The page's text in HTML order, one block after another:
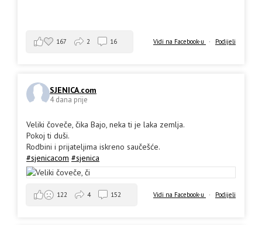
Vidi na Facebook-u · Podijeli
167 2 16
SJENICA.com
4 dana prije
Veliki čoveče, čika Bajo, neka ti je laka zemlja.
Pokoj ti duši.
Rodbini i prijateljima iskreno saučešće.
#sjenicacom #sjenica
Vidi na Facebook-u · Podijeli
122 4 152